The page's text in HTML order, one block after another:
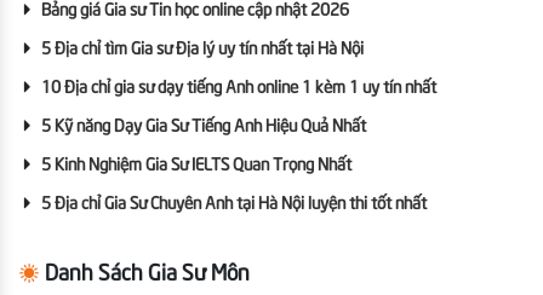
Bảng giá Gia sư Tin học online cập nhật 2026
5 Địa chỉ tìm Gia sư Địa lý uy tín nhất tại Hà Nội
10 Địa chỉ gia sư dạy tiếng Anh online 1 kèm 1 uy tín nhất
5 Kỹ năng Dạy Gia Sư Tiếng Anh Hiệu Quả Nhất
5 Kinh Nghiệm Gia Sư IELTS Quan Trọng Nhất
5 Địa chỉ Gia Sư Chuyên Anh tại Hà Nội luyện thi tốt nhất
Danh Sách Gia Sư Môn